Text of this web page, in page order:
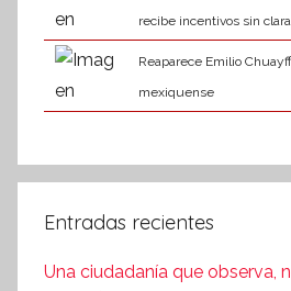
recibe incentivos sin
Reaparece Emilio
mexiquense
Entradas recientes
Una ciudadanía que observa,